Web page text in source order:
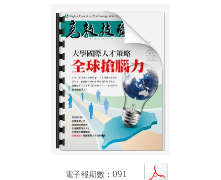
電子報期數： 091